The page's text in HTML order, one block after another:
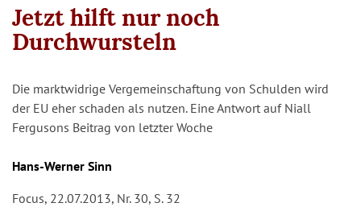
Jetzt hilft nur noch
Durchwursteln
Die marktwidrige Vergemeinschaftung von Schulden wird
der EU eher schaden als nutzen. Eine Antwort auf Niall
Fergusons Beitrag von letzter Woche
Autor/en
Hans-Werner Sinn
Focus, 22.07.2013, Nr. 30, S. 32